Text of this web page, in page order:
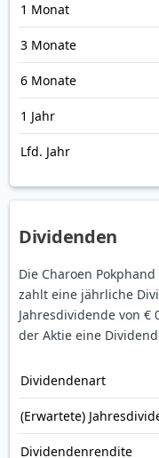
1 Monat
3 Monate
6 Monate
1 Jahr
Lfd. Jahr
Dividenden
Die Charoen Pokphand
zahlt eine jährliche
Jahresdividende von €
der Aktie eine
Dividendenart
(Erwartete)
Dividendenrendite